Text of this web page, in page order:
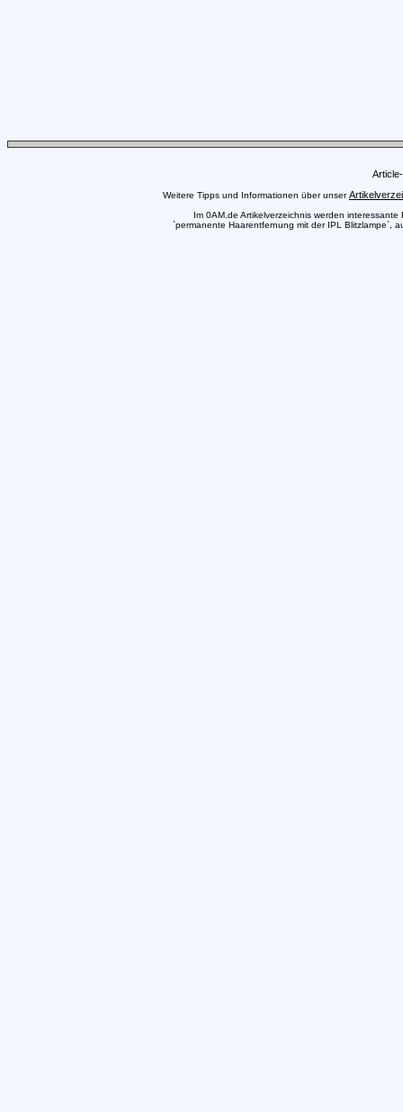
Weitere Tipps und Informationen über unser
Im 0AM.de Artikelverzeichnis werden
`permanente Haarentfernung mit der IPL Blitzlampe`,